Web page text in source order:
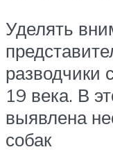
Уделять
разводчики
19 века. В
выявлена
собак